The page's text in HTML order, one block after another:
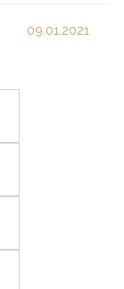
09.01.2021